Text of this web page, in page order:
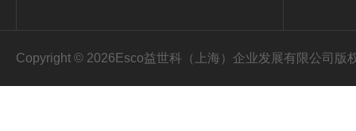
Copyright © 2026Esco益世科（上海）企业发展有限公司